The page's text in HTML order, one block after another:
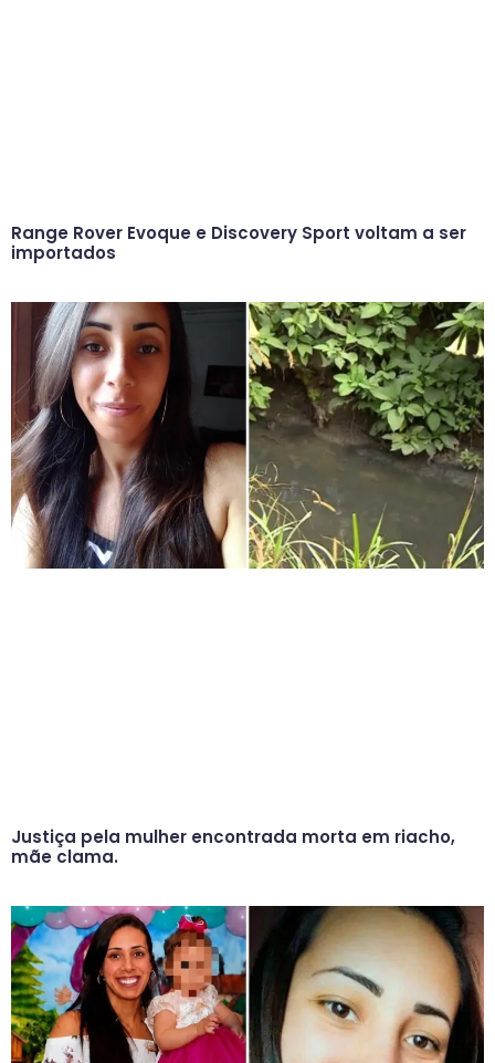
Range Rover Evoque e Discovery Sport voltam a ser
importados
Justiça pela mulher encontrada morta em riacho,
mãe clama.